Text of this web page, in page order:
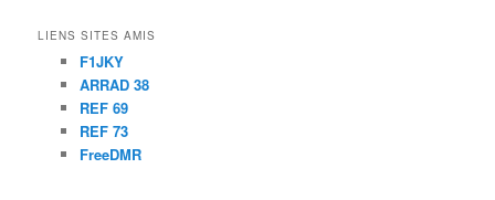
LIENS SITES AMIS
F1JKY
ARRAD 38
REF 69
REF 73
FreeDMR